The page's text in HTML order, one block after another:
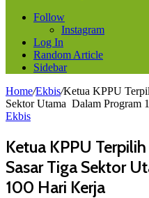
Follow
Instagram
Log In
Random Article
Sidebar
Home/Ekbis/Ketua KPPU
Sektor Utama Dalam Program
Ekbis
Ketua KPPU
Sasar Tiga Sektor
100 Hari Kerja